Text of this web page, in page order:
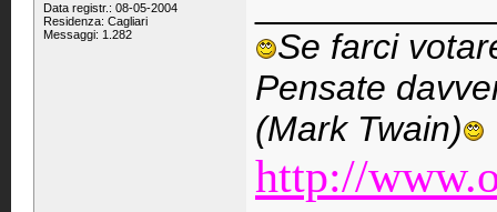
Data registr.: 08-05-2004
Residenza: Cagliari
Messaggi: 1.282
Se farci
Pensate
(Mark Twain)
http://